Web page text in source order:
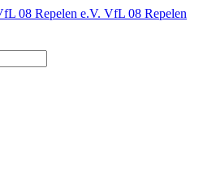
VfL 08 Repelen